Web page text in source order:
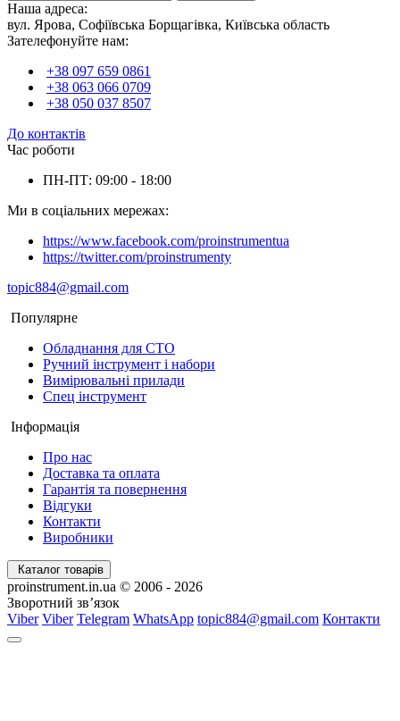
Наша адреса:
вул. Ярова, Софіївська Борщагівка, Київська область
Зателефонуйте нам:
+38 097 659 0861
+38 063 066 0709
+38 050 037 8507
До контактів
Час роботи
ПН-ПТ: 09:00 - 18:00
Ми в соціальних мережах:
https://www.facebook.com/proinstrumentua
https://twitter.com/proinstrumenty
topic884@gmail.com
Популярне
Обладнання для СТО
Ручний інструмент і набори
Вимірювальні прилади
Спец інструмент
Інформація
Про нас
Доставка та оплата
Гарантія та повернення
Відгуки
Контакти
Виробники
Каталог товарів
proinstrument.in.ua © 2006 - 2026
Зворотний зв’язок
Viber Viber Telegram WhatsApp topic884@gmail.com Контакти